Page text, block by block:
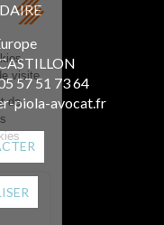
57 51 73 64
piola-avocat.fr